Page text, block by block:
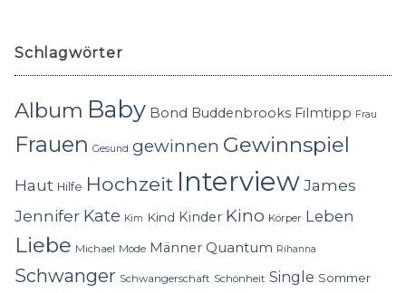
Schlagwörter
Album Baby Bond Buddenbrooks Filmtipp Frau
Frauen Gesund gewinnen Gewinnspiel
Haut Hilfe Hochzeit InterviewJames
Jennifer Kate Kim Kind Kinder Kino Körper Leben
Liebe Michael Mode Männer Quantum Rihanna
Schwanger Schwangerschaft Schönheit Single Sommer